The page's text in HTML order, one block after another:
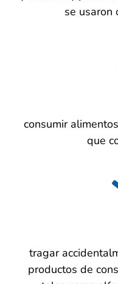
se usaron
consumir
que
tragar
productos de